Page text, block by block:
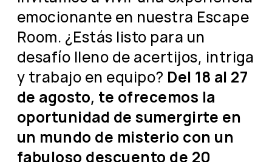
emocionante en nuestra Escape
Room. ¿Estás listo para un
desafío lleno de acertijos, intriga
y trabajo en equipo? Del 18 al 27
de agosto, te ofrecemos la
oportunidad de sumergirte en
un mundo de misterio con un
fabuloso descuento de 20